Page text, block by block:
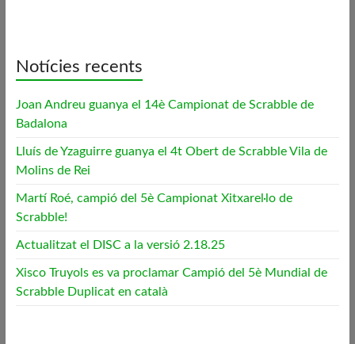
Notícies recents
Joan Andreu guanya el 14è Campionat de Scrabble de
Badalona
Lluís de Yzaguirre guanya el 4t Obert de Scrabble Vila de
Molins de Rei
Martí Roé, campió del 5è Campionat Xitxarel·lo de
Scrabble!
Actualitzat el DISC a la versió 2.18.25
Xisco Truyols es va proclamar Campió del 5è Mundial de
Scrabble Duplicat en català